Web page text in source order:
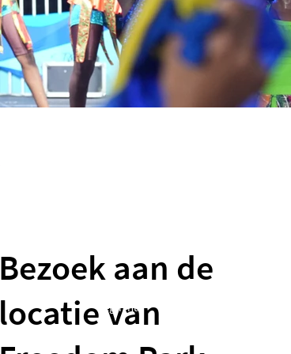
Bezoek aan de
locatie van
Begin nu